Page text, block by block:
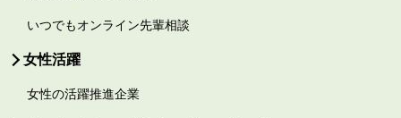
いつでもオンライン先輩相談
女性活躍
女性の活躍推進企業